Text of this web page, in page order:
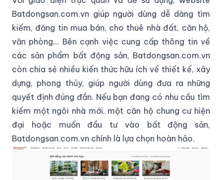
Batdongsan.com.vn giúp người dùng dễ dàng tìm
kiếm, đăng tin mua bán, cho thuê nhà đất, căn hộ,
văn phòng... Bên cạnh việc cung cấp thông tin về
các sản phẩm bất động sản, Batdongsan.com.vn
còn chia sẻ nhiều kiến thức hữu ích về thiết kế, xây
dựng, phong thủy, giúp người dùng đưa ra những
quyết định đúng đắn. Nếu bạn đang có nhu cầu tìm
kiếm một ngôi nhà mới, một căn hộ chung cư hiện
đại hoặc muốn đầu tư vào bất động sản,
Batdongsan.com.vn chính là lựa chọn hoàn hảo.